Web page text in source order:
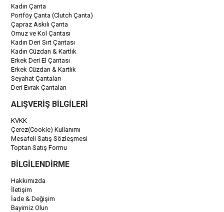
Kadın Çanta
Portföy Çanta (Clutch Çanta)
Çapraz Askılı Çanta
Omuz ve Kol Çantası
Kadın Deri Sırt Çantası
Kadın Cüzdan & Kartlık
Erkek Deri El Çantası
Erkek Cüzdan & Kartlık
Seyahat Çantaları
Deri Evrak Çantaları
ALIŞVERİŞ BİLGİLERİ
KVKK
Çerez(Cookie) Kullanımı
Mesafeli Satış Sözleşmesi
Toptan Satış Formu
BİLGİLENDİRME
Hakkımızda
İletişim
İade & Değişim
Bayimiz Olun